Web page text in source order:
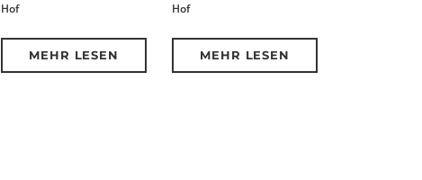
Hof
MEHR LESEN
Hof
MEHR LESEN